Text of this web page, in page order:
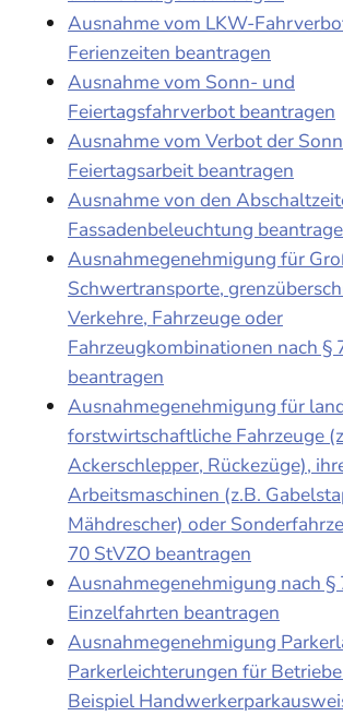
Ausnahme vom LKW-
Ferienzeiten beantragen
Ausnahme vom Sonn- und
Feiertagsfahrverbot beantragen
Ausnahme vom Verbot der
Feiertagsarbeit beantragen
Ausnahme von den
Fassadenbeleuchtung
Ausnahmegenehmigung für
Schwertransporte,
Verkehre, Fahrzeuge oder
Fahrzeugkombinationen nach §
beantragen
Ausnahmegenehmigung für
forstwirtschaftliche Fahrzeuge
Ackerschlepper, Rückezüge),
Arbeitsmaschinen (z.B.
Mähdrescher) oder
70 StVZO beantragen
Ausnahmegenehmigung nach §
Einzelfahrten beantragen
Ausnahmegenehmigung
Parkerleichterungen für
Beispiel